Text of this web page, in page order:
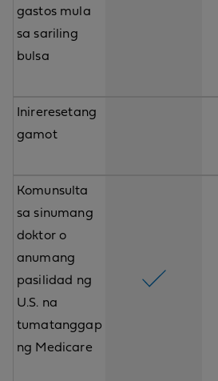
gastos mula
sa sariling
bulsa
Inireresetang
gamot
Komunsulta
sa sinumang
doktor o
anumang
pasilidad ng
U.S. na
tumatanggap
ng Medicare